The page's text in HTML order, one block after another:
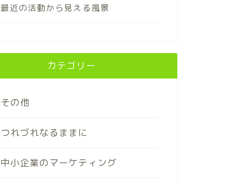
最近の活動から見える風景
カテゴリー
その他
つれづれなるままに
中小企業のマーケティング